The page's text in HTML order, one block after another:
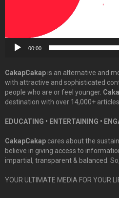
00:00
CakapCakapis an alternative and
with attractive and sophisticated
people who are or feel younger.
destination with over 14,000+
EDUCATING • ENTERTAINING •
CakapCakap cares about the
believe in giving access to
impartial, transparent & balanced.
YOUR ULTIMATE MEDIA FOR YOUR